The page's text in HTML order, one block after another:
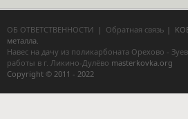
ОБ ОТВЕТСТВЕННОСТИ | Обратная связь |
металла.
Навес на дачу из поликарбоната Орехово -
работы в г. Ликино-Дулёво masterkovka.org
Copyright © 2011 - 2022